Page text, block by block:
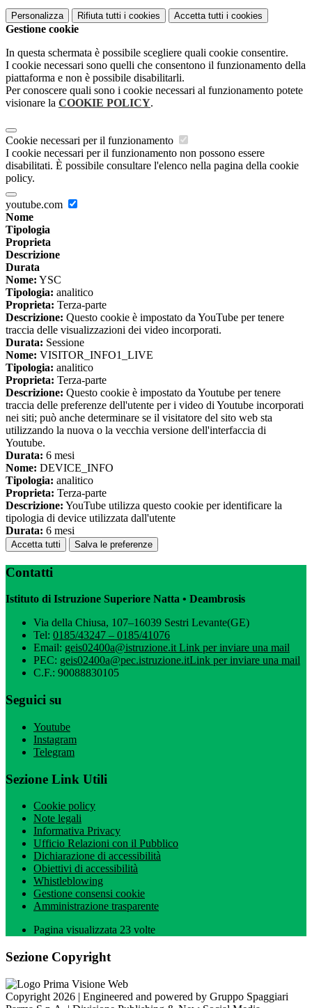
Personalizza Rifiuta tutti i cookies Accetta tutti i cookies
Gestione cookie
In questa schermata è possibile scegliere quali cookie consentire.
I cookie necessari sono quelli che consentono il funzionamento della
piattaforma e non è possibile disabilitarli.
Per conoscere quali sono i cookie necessari al funzionamento potete
visionare la COOKIE POLICY.
Cookie necessari per il funzionamento
I cookie necessari per il funzionamento non possono essere
disabilitati. È possibile consultare l'elenco nella pagina della cookie
policy.
youtube.com
Nome
Tipologia
Proprieta
Descrizione
Durata
Nome: YSC
Tipologia: analitico
Proprieta: Terza-parte
Descrizione: Questo cookie è impostato da YouTube per tenere
traccia delle visualizzazioni dei video incorporati.
Durata: Sessione
Nome: VISITOR_INFO1_LIVE
Tipologia: analitico
Proprieta: Terza-parte
Descrizione: Questo cookie è impostato da Youtube per tenere
traccia delle preferenze dell'utente per i video di Youtube incorporati
nei siti; può anche determinare se il visitatore del sito web sta
utilizzando la nuova o la vecchia versione dell'interfaccia di
Youtube.
Durata: 6 mesi
Nome: DEVICE_INFO
Tipologia: analitico
Proprieta: Terza-parte
Descrizione: YouTube utilizza questo cookie per identificare la
tipologia di device utilizzata dall'utente
Durata: 6 mesi
Accetta tutti Salva le preferenze
Contatti
Istituto di Istruzione Superiore Natta • Deambrosis
Via della Chiusa, 107–16039 Sestri Levante(GE)
Tel: 0185/43247 – 0185/41076
Email: geis02400a@istruzione.itLink per inviare una mail
PEC: geis02400a@pec.istruzione.itLink per inviare una mail
C.F.: 90088830105
Seguici su
Youtube
Instagram
Telegram
Sezione Link Utili
Cookie policy
Note legali
Informativa Privacy
Ufficio Relazioni con il Pubblico
Dichiarazione di accessibilità
Obiettivi di accessibilità
Whistleblowing
Gestione consensi cookie
Amministrazione trasparente
Pagina visualizzata 23 volte
Sezione Copyright
Copyright 2026 | Engineered and powered by Gruppo Spaggiari